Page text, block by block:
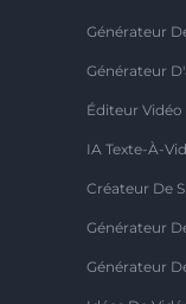
Générateur
Générateur
Éditeur Vidéo
IA Texte-À-
Créateur De
Générateur
Générateur